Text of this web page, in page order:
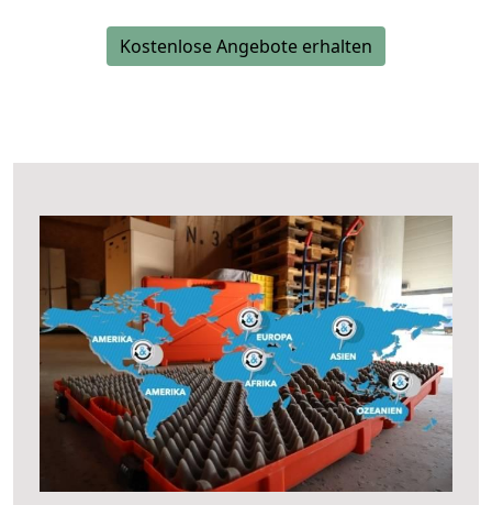
Kostenlose Angebote erhalten